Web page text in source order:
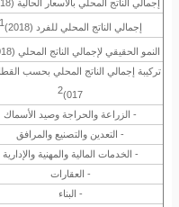
إجمالي الناتج المحلي بالأسعار الحالية (2018)
إجمالي الناتج المحلي للفرد (2018)
1
النمو الحقيقي لإجمالي الناتج المحلي (2018)
تركيبة إجمالي الناتج المحلي بحسب
017)
2
- الزراعة والحراجة وصيد الأسماك
- التعدين والتصنيع والمرافق
- الخدمات المالية والمهنية والإدارية
- العقارات
- البناء